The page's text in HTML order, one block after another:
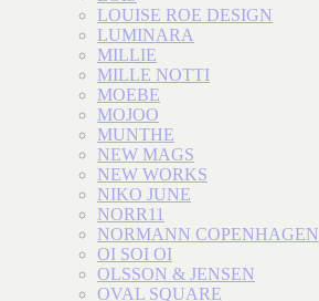
LOUISE ROE DESIGN
LUMINARA
MILLIE
MILLE NOTTI
MOEBE
MOJOO
MUNTHE
NEW MAGS
NEW WORKS
NIKO JUNE
NORR11
NORMANN COPENHAGEN
OI SOI OI
OLSSON & JENSEN
OVAL SQUARE